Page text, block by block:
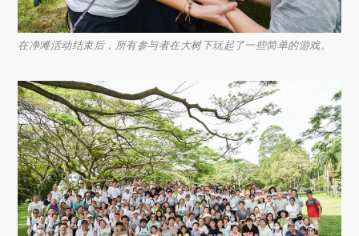
在净滩活动结束后，所有参与者在大树下玩起了一些简单的游戏。